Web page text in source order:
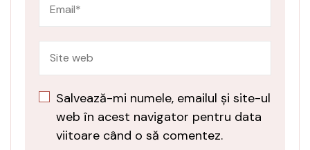
Salvează-mi numele, emailul și site-ul
web în acest navigator pentru data
viitoare când o să comentez.